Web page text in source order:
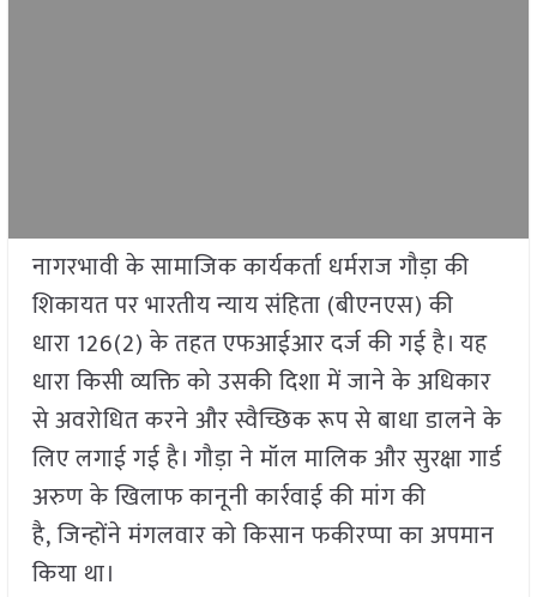
नागरभावी के सामाजिक कार्यकर्ता धर्मराज गौड़ा की
शिकायत पर भारतीय न्याय संहिता (बीएनएस) की
धारा 126(2) के तहत एफआईआर दर्ज की गई है। यह
धारा किसी व्यक्ति को उसकी दिशा में जाने के अधिकार
से अवरोधित करने और स्वैच्छिक रूप से बाधा डालने के
लिए लगाई गई है। गौड़ा ने मॉल मालिक और सुरक्षा गार्ड
अरुण के खिलाफ कानूनी कार्रवाई की मांग की
है, जिन्होंने मंगलवार को किसान फकीरप्पा का अपमान
किया था।